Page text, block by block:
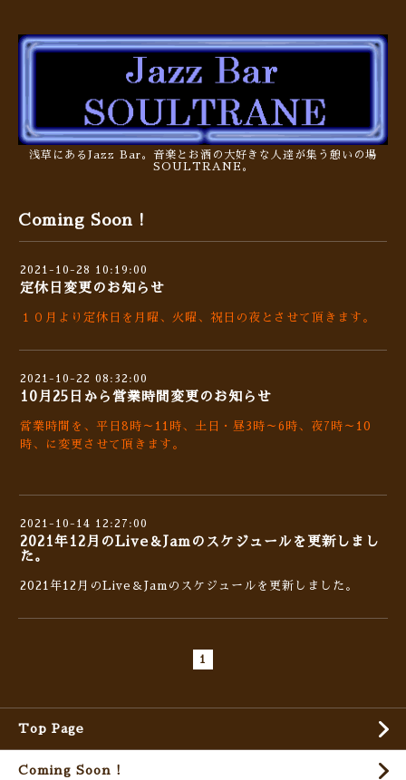
浅草にあるJazz Bar。音楽とお酒の大好きな人達が集う憩いの場
SOULTRANE。
Coming Soon !
2021-10-28 10:19:00
定休日変更のお知らせ
１０月より定休日を月曜、火曜、祝日の夜とさせて頂きます。
2021-10-22 08:32:00
10月25日から営業時間変更のお知らせ
営業時間を、平日8時～11時、土日・昼3時～6時、夜7時～10
時、に変更させて頂きます。
2021-10-14 12:27:00
2021年12月のLive＆Jamのスケジュールを更新しまし
た。
2021年12月のLive＆Jamのスケジュールを更新しました。
1
Top Page
Coming Soon !